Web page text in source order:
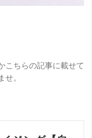
こちらの記事に載せて
せ。